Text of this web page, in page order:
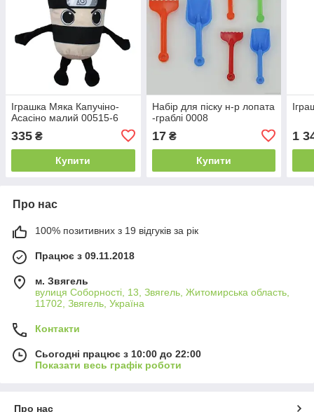
Іграшка Мяка Капучіно-
Асасіно малий 00515-6
335 ₴
Купити
Набір для піску н-р лопата
-граблі 0008
17₴
Купити
1
Про нас
100% позитивних з 19 відгуків за рік
Працює з 09.11.2018
м. Звягель
вулиця Соборності, 13, Звягель, Житомирська область,
11702, Звягель, Україна
Контакти
Сьогодні працює з 10:00 до 22:00
Показати весь графік роботи
Про нас